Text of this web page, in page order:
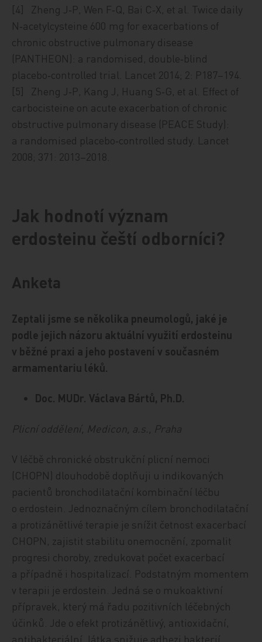
[4] Zheng J‑P, Wen F‑Q, Bai C‑X, et al. Twice daily
N‑acetylcysteine 600 mg for exacerbations of
chronic obstructive pulmonary disease
(PANTHEON): a randomised, double‑blind
placebo‑controlled trial. Lancet 2014; 2: P187–194.
[5] Zheng J‑P, Kang J, Huang S‑G, et al. Effect of
carbocisteine on acute exacerbation of chronic
obstructive pulmonary disease (PEACE Study):
a randomised placebo‑controlled study. Lancet
2008; 371: 2013–2018.
Jak hodnotí význam
erdosteinu čeští odborníci?
Anketa
Zeptali jsme se několika pneumologů, jaké je
podle jejich názoru aktuální využití erdosteinu
v běžné praxi a jeho postavení v současném
armamentariu léků.
Doc. MUDr. Václava Bártů, Ph.D.
Plicní oddělení, Medicon, a.s., Praha
V léčbě chronické obstrukční plicní nemoci
(CHOPN) dlouhodobě doplňuji u indikovaných
pacientů bronchodilatační kombinační léčbu
o erdostein. Jednoznačným cílem bronchodilatační
a protizánětlivé terapie je snížit četnost exacerbací
CHOPN, zajistit stabilitu onemocnění, zpomalit
progresi choroby, zredukovat počet exacerbací
a případně i hospitalizací. Podstatným momentem
v terapii je erdostein. Jedná se o mukoaktivní
přípravek, který má řadu pozitivních léčebných
účinků. Jde o efekt protizánětlivý, antioxidační,
antibakteriální, látka snižuje adhezi bakterií,